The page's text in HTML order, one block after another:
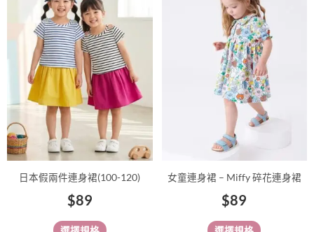
日本假兩件連身裙(100-120)
$89
品
有
多
種
款
式。
可
頁
面
選
女童連身裙 – Miffy 碎花連身裙
$89
品
有
多
種
款
式。
在
產
頁
面
選